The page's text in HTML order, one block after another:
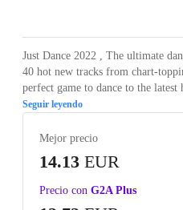
Just Dance 2022 , The ultimate
40 hot new tracks from chart-
perfect game to dance to the latest
Seguir leyendo
Mejor precio
14.13 EUR
Precio con G2A Plus